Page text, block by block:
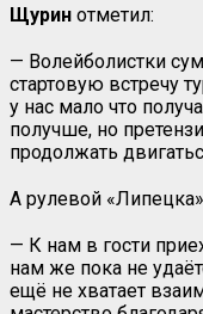
Щурин отметил:
— Волейболистки
стартовую встречу
у нас мало что
получше, но
продолжать
А рулевой «Липецка»
— К нам в гости
нам же пока не
ещё не хватает